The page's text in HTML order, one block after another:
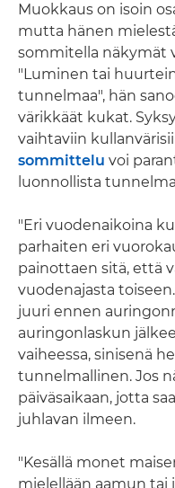
Muokkaus on isoin
mutta hänen
sommitella näkymät
"Luminen tai
tunnelmaa", hän
värikkäät kukat.
vaihtaviin
sommittelu voi
luonnollista
"Eri vuodenaikoina
parhaiten eri
painottaen sitä, että
vuodenajasta
juuri ennen
auringonlaskun
vaiheessa, sinisenä
tunnelmallinen. Jos
päiväsaikaan, jotta
juhlavan ilmeen.
"Kesällä monet
mielellään aamun tai